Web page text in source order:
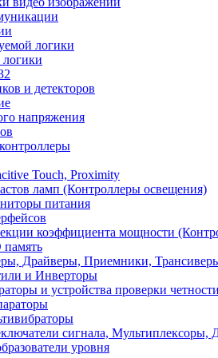
логики
и детекторов
напряжения
Touch, Proximity
ламп (Контроллеры освещения)
питания
коэффициента мощности
память
Драйверы, Приемники,
и Инверторы
и устройства проверки четности
сигнала, Мультиплексоры,
уровня